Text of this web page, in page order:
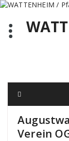
Zum
springen
Verein